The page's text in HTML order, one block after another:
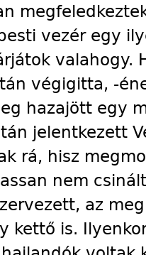
vezér egy
valahogy.
végigitta, -
hazajött egy
jelentkezett
rá, hisz
nem
az
kettő is.